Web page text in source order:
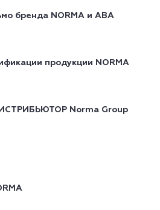
бренда NORMA и ABA
продукции NORMA
Norma Group